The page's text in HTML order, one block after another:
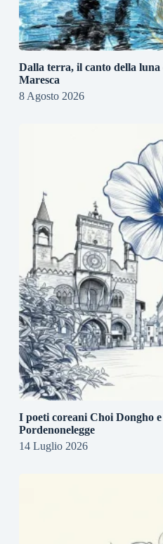
Dalla terra, il canto della luna
Maresca
8 Agosto 2026
I poeti coreani Choi Dongho
Pordenonelegge
14 Luglio 2026